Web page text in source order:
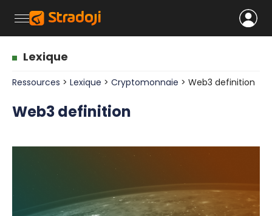
Lexique
Ressources > Lexique > Cryptomonnaie > Web3 definition
Web3 definition